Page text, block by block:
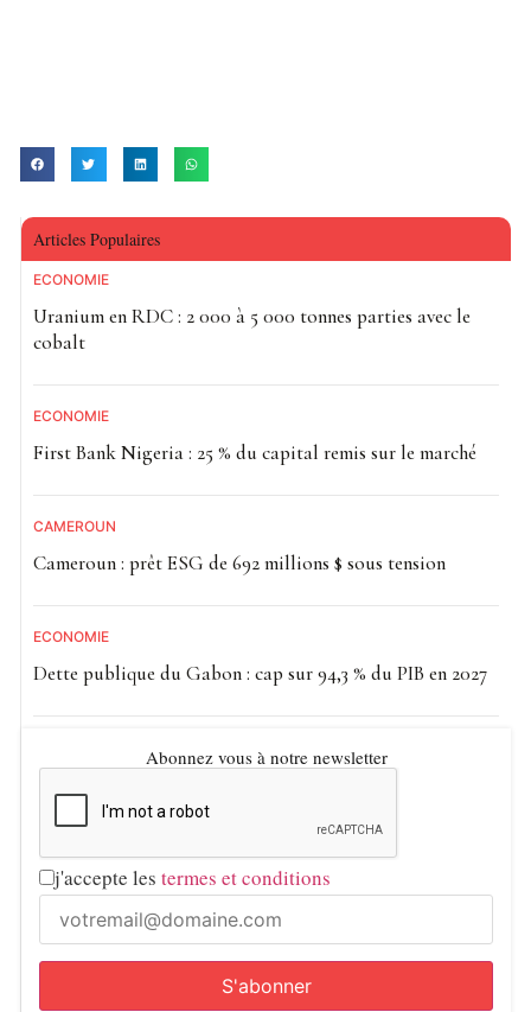
Articles Populaires
ECONOMIE
Uranium en RDC : 2 000 à 5 000 tonnes parties avec le
cobalt
ECONOMIE
First Bank Nigeria : 25 % du capital remis sur le marché
CAMEROUN
Cameroun : prêt ESG de 692 millions $ sous tension
ECONOMIE
Dette publique du Gabon : cap sur 94,3 % du PIB en 2027
Abonnez vous à notre newsletter
j'accepte les termes et conditions